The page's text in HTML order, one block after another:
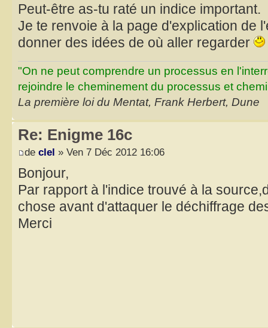
Peut-être as-tu raté un indice important.
Je te renvoie à la page d'explication de
donner des idées de où aller regarder
"On ne peut comprendre un processus en
rejoindre le cheminement du processus et
La première loi du Mentat, Frank Herbert, Dune
Re: Enigme 16c
de clel » Ven 7 Déc 2012 16:06
Bonjour,
Par rapport à l'indice trouvé à la
chose avant d'attaquer le déchiffrage
Merci